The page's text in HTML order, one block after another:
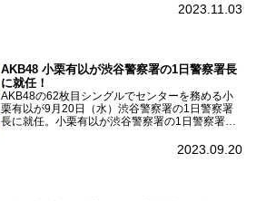
集『はなのいろ』発売記念イベントを
HMV&BOOKS SHIBUYAで開催した。原菜乃華フ
2023.11.03
AKB48 小栗有以が渋谷警察署の1日警察署長
に就任！
AKB48の62枚目シングルでセンターを務める小
栗有以が9月20日（水）渋谷警察署の1日警察署
長に就任。小栗有以が渋谷警察署の1日警察署長
での10日間実施される令和5年 秋の全国交通安全
2023.09.20